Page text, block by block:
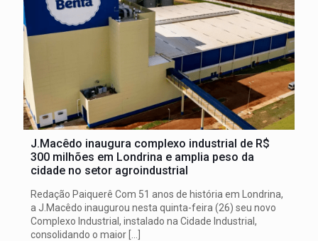
J.Macêdo inaugura complexo industrial de R$
300 milhões em Londrina e amplia peso da
cidade no setor agroindustrial
Redação Paiquerê Com 51 anos de história em Londrina,
a J.Macêdo inaugurou nesta quinta-feira (26) seu novo
Complexo Industrial, instalado na Cidade Industrial,
consolidando o maior